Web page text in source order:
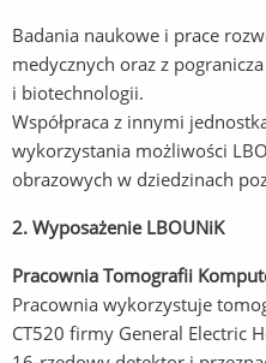
Badania naukowe i prace
medycznych oraz z
i biotechnologii.
Współpraca z innymi
wykorzystania możliwości
obrazowych w dziedzinach
2. Wyposażenie LBOUNiK
Pracownia Tomografii
Pracownia wykorzystuje
CT520 firmy General Electric